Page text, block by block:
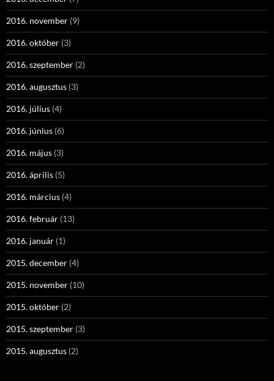
2016. november (9)
2016. október (3)
2016. szeptember (2)
2016. augusztus (3)
2016. július (4)
2016. június (6)
2016. május (3)
2016. április (5)
2016. március (4)
2016. február (13)
2016. január (1)
2015. december (4)
2015. november (10)
2015. október (2)
2015. szeptember (3)
2015. augusztus (2)